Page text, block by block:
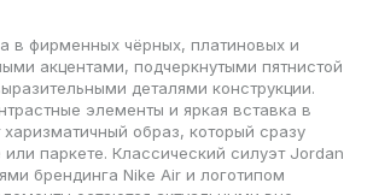
в фирменных чёрных, платиновых и
акцентами, подчеркнутыми пятнистой
деталями конструкции.
элементы и яркая вставка в
образ, который сразу
или паркете. Классический силуэт Jordan
брендинга Nike Air и логотипом